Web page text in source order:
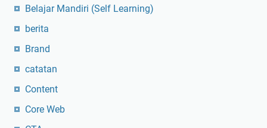
Belajar Mandiri (Self Learning)
berita
Brand
catatan
Content
Core Web